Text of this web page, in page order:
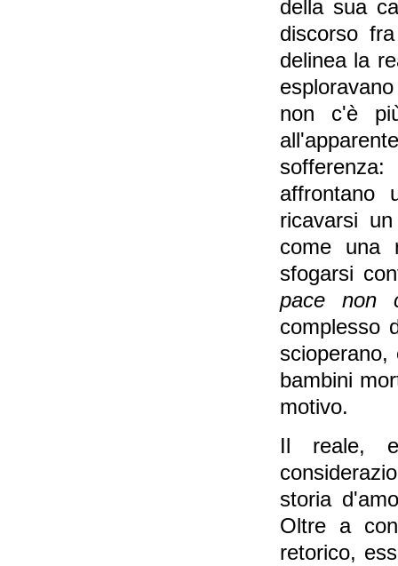
della sua
discorso
delinea la
non c'è
affrontano
ricavarsi
come una
sfogarsi
pace non
complesso
bambini
motivo.
Il reale,
storia
Oltre a
retorico,